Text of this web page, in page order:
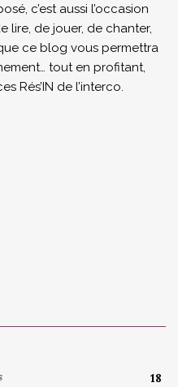
c’est aussi l’occasion
lire, de jouer, de chanter,
ce blog vous permettra
tout en profitant,
Rés’IN de l’interco.
18